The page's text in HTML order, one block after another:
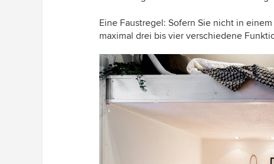
Eine Faustregel: Sofern Sie nicht in
maximal drei bis vier verschiedene